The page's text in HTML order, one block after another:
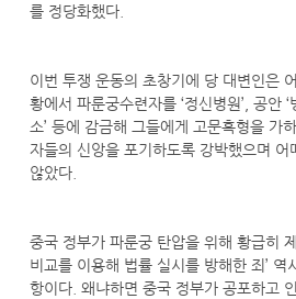
를 정당화했다.
이번 투쟁 운동의 초창기에 당 대변인은
황에서 파룬궁수련자를 ‘정신병원’, 공안 ‘
소’ 등에 감금해 그들에게 고문혹형을 가
자들의 신앙을 포기하도록 강박했으며 어
않았다.
중국 정부가 파룬궁 탄압을 위해 황급히
비교를 이용해 법률 실시를 방해한 죄’ 역
항이다. 왜냐하면 중국 정부가 공포하고